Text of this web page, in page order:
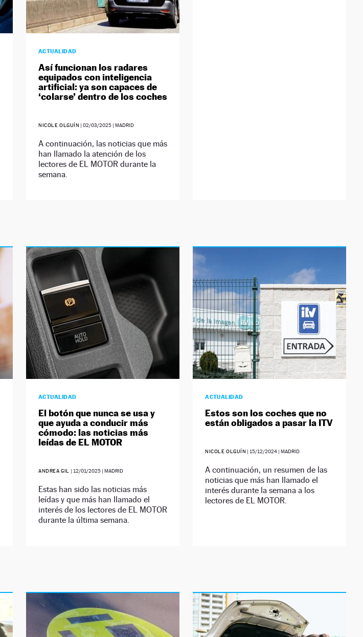
ACTUALIDAD
Así funcionan los radares
equipados con inteligencia
artificial: ya son capaces de
‘colarse’ dentro de los coches
NICOLE OLGUÍN |02/03/2025 | MADRID
A continuación, las noticias que más
han llamado la atención de los
lectores de EL MOTOR durante la
semana.
ACTUALIDAD
El botón que nunca se usa y
que ayuda a conducir más
cómodo: las noticias más
leídas de EL MOTOR
ANDREA GIL | 12/01/2025| MADRID
Estas han sido las noticias más
leídas y que más han llamado el
interés de los lectores de EL MOTOR
durante la última semana.
ACTUALIDAD
Estos son los coches que no
están obligados a pasar la ITV
NICOLE OLGUÍN | 15/12/2024 | MADRID
A continuación, un resumen de las
noticias que más han llamado el
interés durante la semana a los
lectores de EL MOTOR.